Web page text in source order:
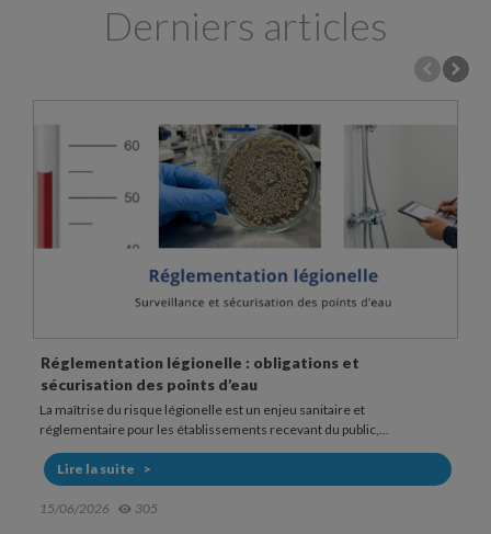
Derniers articles
et
public,...
Fonctionnement et usage d’une douchette
légionelle
Dans les établissements sensibles, la douche peut
point d’exposition au risque légionelle. La bactérie...